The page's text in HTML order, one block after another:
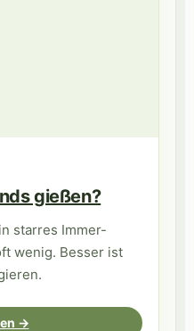
gießen?
starres Immer-
wenig. Besser ist
→